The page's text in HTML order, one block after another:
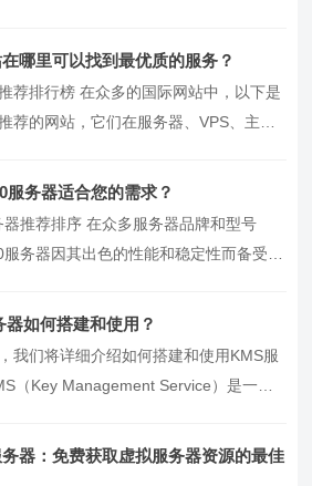
哪里可以找到最优质的服务？
荐排行榜 在众多的国际网站中，以下是
荐的网站，它们在服务器、VPS、主机
服务器适合您的需求？
器推荐排序 在众多服务器品牌和型号
务器因其出色的性能和稳定性而备受关
器如何搭建和使用？
我们将详细介绍如何搭建和使用KMS服
（Key Management Service）是一种
器：免费获取虚拟服务器资源的最佳